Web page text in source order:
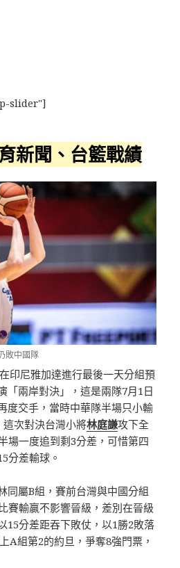
slider"]
新聞、台籃戰績
敗中國隊
印尼雅加達進行最後一天分組預
「兩岸對決」，這是兩隊7月1日
度交手，當時中華隊半場只小輸
次對決台灣小將林庭謙攻下全
場一度追到剩3分差，可惜第四
分差輸球。
同屬B組，賽前台灣與中國分組
賽輸贏不影響晉級，差別在晉級
15分差距吞下敗仗，以1勝2敗落
A組第2的約旦，爭奪8強門票，